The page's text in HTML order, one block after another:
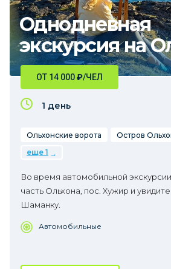
Однодневная
экскурсия на
ОТ 14 000₽/ЧЕЛ
1 день
Ольхонские ворота Остров
еще 1
Во время автомобильной
часть Ольхона, пос. Хужир и
Шаманку.
Автомобильные